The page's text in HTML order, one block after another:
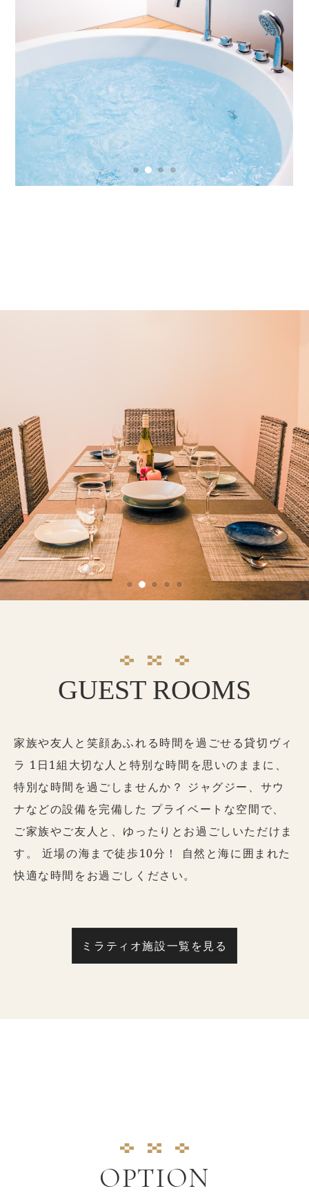
GUEST ROOMS
家族や友人と笑顔あふれる時間を過ごせる貸切ヴィ
ラ 1日1組大切な人と特別な時間を思いのままに、
特別な時間を過ごしませんか？ ジャグジー、サウ
ナなどの設備を完備した プライベートな空間で、
ご家族やご友人と、ゆったりとお過ごしいただけま
す。
近場の海まで徒歩10分！
自然と海に囲まれた
快適な時間をお過ごしください。
ミラティオ施設一覧を見る
OPTION